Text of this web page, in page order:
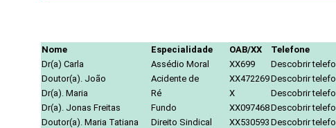
Nome Especialidade OAB/XX
Telefone
Dr(a) Carla
Assédio Moral XX699
Descobrir
Doutor(a). João
Acidente de XX472269Descobrir
Dr(a). Maria
Ré X
Descobrir
Dr(a). Jonas Freitas
Fundo XX097468Descobrir
Doutor(a). Maria Tatiana
Direito Sindical XX530593 Descobrir